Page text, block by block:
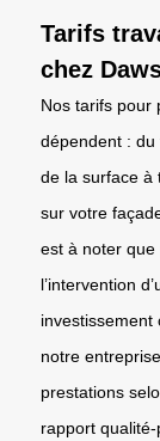
Tarifs
chez
Nos tarifs pour
dépendent : du
de la surface à
sur votre
est à noter
l’intervention
investissement
notre
prestations
rapport